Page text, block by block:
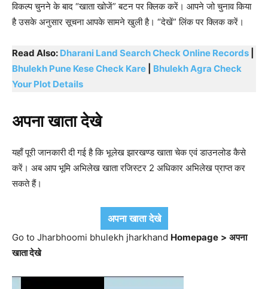
विकल्प चुनने के बाद “खाता खोजें” बटन पर क्लिक करें। आपने जो चुनाव किया
है उसके अनुसार सूचना आपके सामने खुली है। “देखें” लिंक पर क्लिक करें।
Read Also: Dharani Land Search Check Online Records
Bhulekh Pune Kese Check Kare
Bhulekh Agra Check
Your Plot Details
अपना खाता देखे
यहाँ पूरी जानकारी दी गई है कि भूलेख झारखण्ड खाता चेक एवं डाउनलोड कैसे
करें। अब आप भूमि अभिलेख खाता रजिस्टर 2 अधिकार अभिलेख प्राप्त कर
सकते हैं।
अपना खाता देखे
Go to Jharbhoomi bhulekh jharkhand Homepage > अपना
खाता देखे